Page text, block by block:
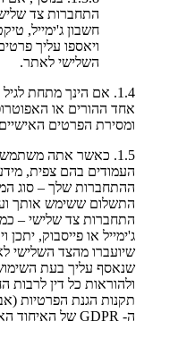
התחברות צד
חשבון ג'ימייל,
ויאספו עליך
השלישי לאתר.
אחד ההורים או
ומסירת הפרטים
1.5. כאשר אתה
העמודים בהם צפית,
התשלום ששימש אותך
התחברות צד שלישי –
ג'ימייל או פייסבוק,
שיועברו מהצד השלישי
שנאסף עליך בעת
ה- GDPR של האיחוד האירופאי.